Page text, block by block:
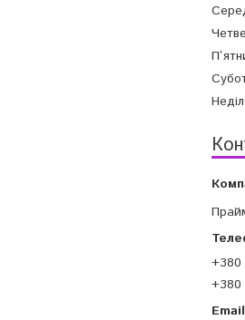
+380
+380